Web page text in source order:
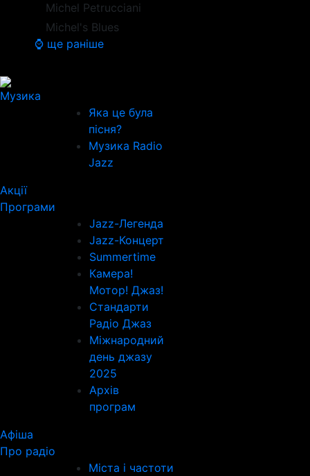
Michel Petrucciani
Michel's Blues
⌚ ще раніше
Музика
Яка це була
пісня?
Музика Radio
Jazz
Акції
Програми
Jazz-Легенда
Jazz-Концерт
Summertime
Камера!
Мотор! Джаз!
Стандарти
Радіо Джаз
Міжнародний
день джазу
2025
Архів
програм
Афіша
Про радіо
Міста і частоти